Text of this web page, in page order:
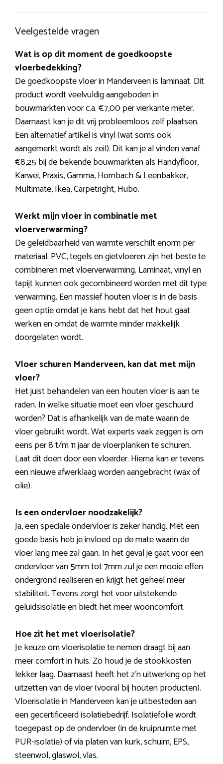
Veelgestelde vragen
Wat is op dit moment de goedkoopste
vloerbedekking?
De goedkoopste vloer in Manderveen is laminaat. Dit
product wordt veelvuldig aangeboden in
bouwmarkten voor c.a. €7,00 per vierkante meter.
Daarnaast kan je dit vrij probleemloos zelf plaatsen.
Een alternatief artikel is vinyl (wat soms ook
aangemerkt wordt als zeil). Dit kan je al vinden vanaf
€8,25 bij de bekende bouwmarkten als Handyfloor,
Karwei, Praxis, Gamma, Hornbach & Leenbakker,
Multimate, Ikea, Carpetright, Hubo.
Werkt mijn vloer in combinatie met
vloerverwarming?
De geleidbaarheid van warmte verschilt enorm per
materiaal. PVC, tegels en gietvloeren zijn het beste te
combineren met vloerverwarming. Laminaat, vinyl en
tapijt kunnen ook gecombineerd worden met dit type
verwarming. Een massief houten vloer is in de basis
geen optie omdat je kans hebt dat het hout gaat
werken en omdat de warmte minder makkelijk
doorgelaten wordt.
Vloer schuren Manderveen, kan dat met mijn
vloer?
Het juist behandelen van een houten vloer is aan te
raden. In welke situatie moet een vloer geschuurd
worden? Dat is afhankelijk van de mate waarin de
vloer gebruikt wordt. Wat experts vaak zeggen is om
eens per 8 t/m 11 jaar de vloerplanken te schuren.
Laat dit doen door een vloerder. Hierna kan er tevens
een nieuwe afwerklaag worden aangebracht (wax of
olie).
Is een ondervloer noodzakelijk?
Ja, een speciale ondervloer is zeker handig. Met een
goede basis heb je invloed op de mate waarin de
vloer lang mee zal gaan. In het geval je gaat voor een
ondervloer van 5mm tot 7mm zul je een mooie effen
ondergrond realiseren en krijgt het geheel meer
stabiliteit. Tevens zorgt het voor uitstekende
geluidsisolatie en biedt het meer wooncomfort.
Hoe zit het met vloerisolatie?
Je keuze om vloerisolatie te nemen draagt bij aan
meer comfort in huis. Zo houd je de stookkosten
lekker laag. Daarnaast heeft het z’n uitwerking op het
uitzetten van de vloer (vooral bij houten producten).
Vloerisolatie in Manderveen kan je uitbesteden aan
een gecertificeerd isolatiebedrijf. Isolatiefolie wordt
toegepast op de ondervloer (in de kruipruimte met
PUR-isolatie) of via platen van kurk, schuim, EPS,
steenwol, glaswol, vlas.